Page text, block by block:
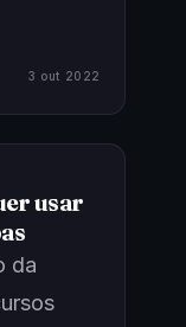
3 out 2022
usar
da